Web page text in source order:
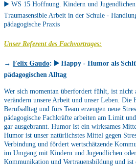
▶️ WS 15 Hoffnung. Kindern und
Traumasensible Arbeit in der Schule -
pädagogische Praxis
Unser Referent des Fachvortrages:
→ Felix Gaudo: ▶️ Happy - Humor als
pädagogischen Alltag
Wer sich momentan überfordert fühlt, ist
verändern unsere Arbeit und unser Leben. Die
Berufsalltag und fürs Team erzeugen neue
pädagogische Fachkräfte arbeiten am Limit
gar ausgebrannt. Humor ist ein wirksames
Humor ist unser natürlichstes Mittel gegen
Verbindung und fördert wertschätzende
im Umgang mit Kindern und Jugendlichen
Kommunikation und Vertrauensbildung und ist